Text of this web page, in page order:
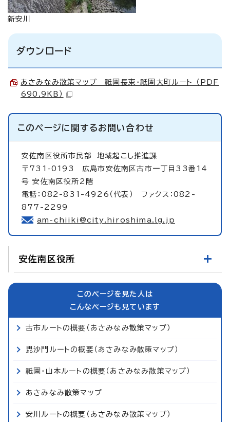
新安川
ダウンロード
あさみなみ散策マップ 祇園長束・祇園大町ルート （PDF
690.9KB）
このページに関するお問い合わせ
安佐南区役所市民部 地域起こし推進課
〒731-0193 広島市安佐南区古市一丁目33番14
号 安佐南区役所2階
電話：082-831-4926（代表） ファクス：082-
877-2299
am-chiiki@city.hiroshima.lg.jp
安佐南区役所
このページを見た人は
こんなページも見ています
古市ルートの概要（あさみなみ散策マップ）
毘沙門ルートの概要（あさみなみ散策マップ）
祇園・山本ルートの概要（あさみなみ散策マップ）
あさみなみ散策マップ
安川ルートの概要（あさみなみ散策マップ）